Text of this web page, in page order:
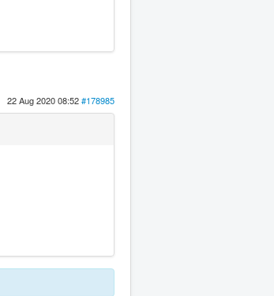
22 Aug 2020 08:52#178985